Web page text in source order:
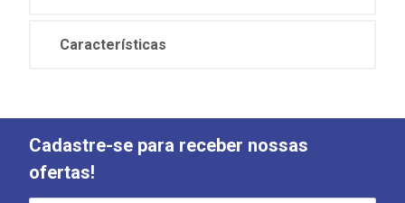
Características
Cadastre-se para receber nossas
ofertas!